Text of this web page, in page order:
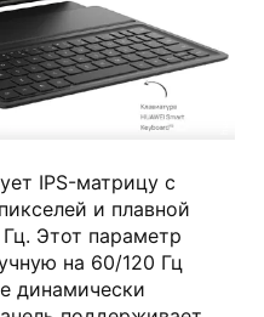
IPS-матрицу с
и плавной
Этот параметр
на 60/120 Гц
динамически